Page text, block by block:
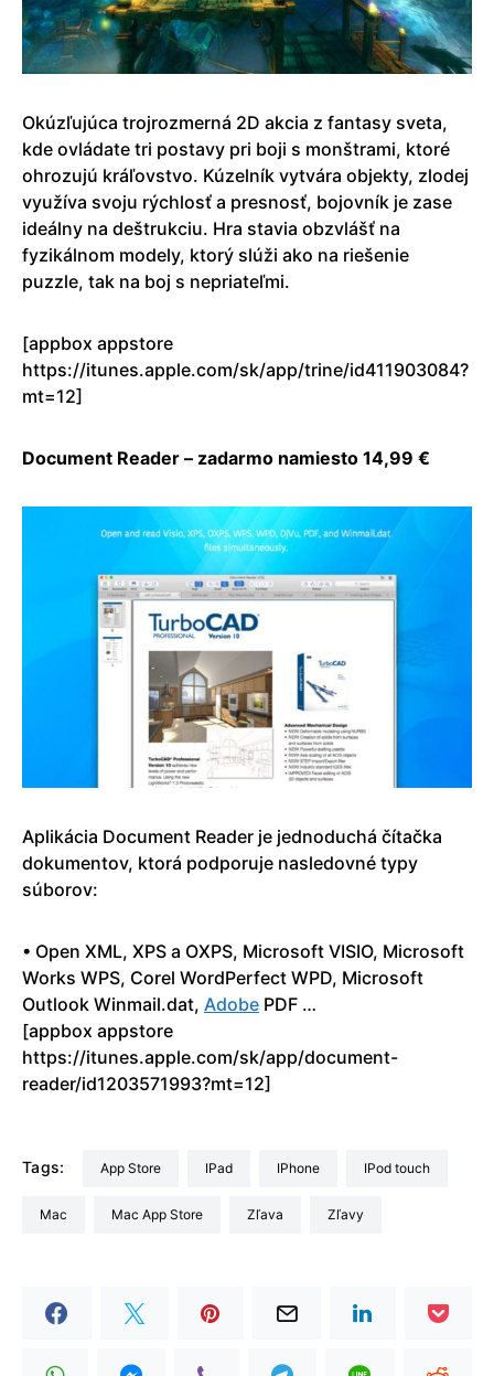
Okúzľujúca trojrozmerná 2D akcia z fantasy sveta,
kde ovládate tri postavy pri boji s monštrami, ktoré
ohrozujú kráľovstvo. Kúzelník vytvára objekty, zlodej
využíva svoju rýchlosť a presnosť, bojovník je zase
ideálny na deštrukciu. Hra stavia obzvlášť na
fyzikálnom modely, ktorý slúži ako na riešenie
puzzle, tak na boj s nepriateľmi.
[appbox appstore
https://itunes.apple.com/sk/app/trine/id411903084?
mt=12]
Document Reader – zadarmo namiesto 14,99 €
Aplikácia Document Reader je jednoduchá čítačka
dokumentov, ktorá podporuje nasledovné typy
súborov:
• Open XML, XPS a OXPS, Microsoft VISIO, Microsoft
Works WPS, Corel WordPerfect WPD, Microsoft
Outlook Winmail.dat, Adobe PDF …
[appbox appstore
https://itunes.apple.com/sk/app/document-
reader/id1203571993?mt=12]
Tags: App Store iPad iPhone iPod touch
Mac Mac App Store Zľava zľavy